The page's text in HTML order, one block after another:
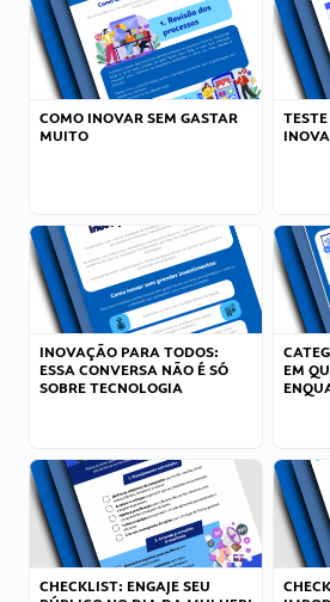
COMO INOVAR SEM GASTAR
MUITO
INOVAÇÃO PARA TODOS:
ESSA CONVERSA NÃO É SÓ
SOBRE TECNOLOGIA
EM
CHECKLIST: ENGAJE SEU